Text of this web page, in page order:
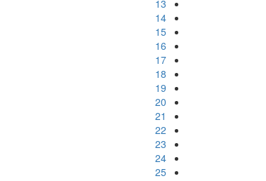
13
14
15
16
17
18
19
20
21
22
23
24
25